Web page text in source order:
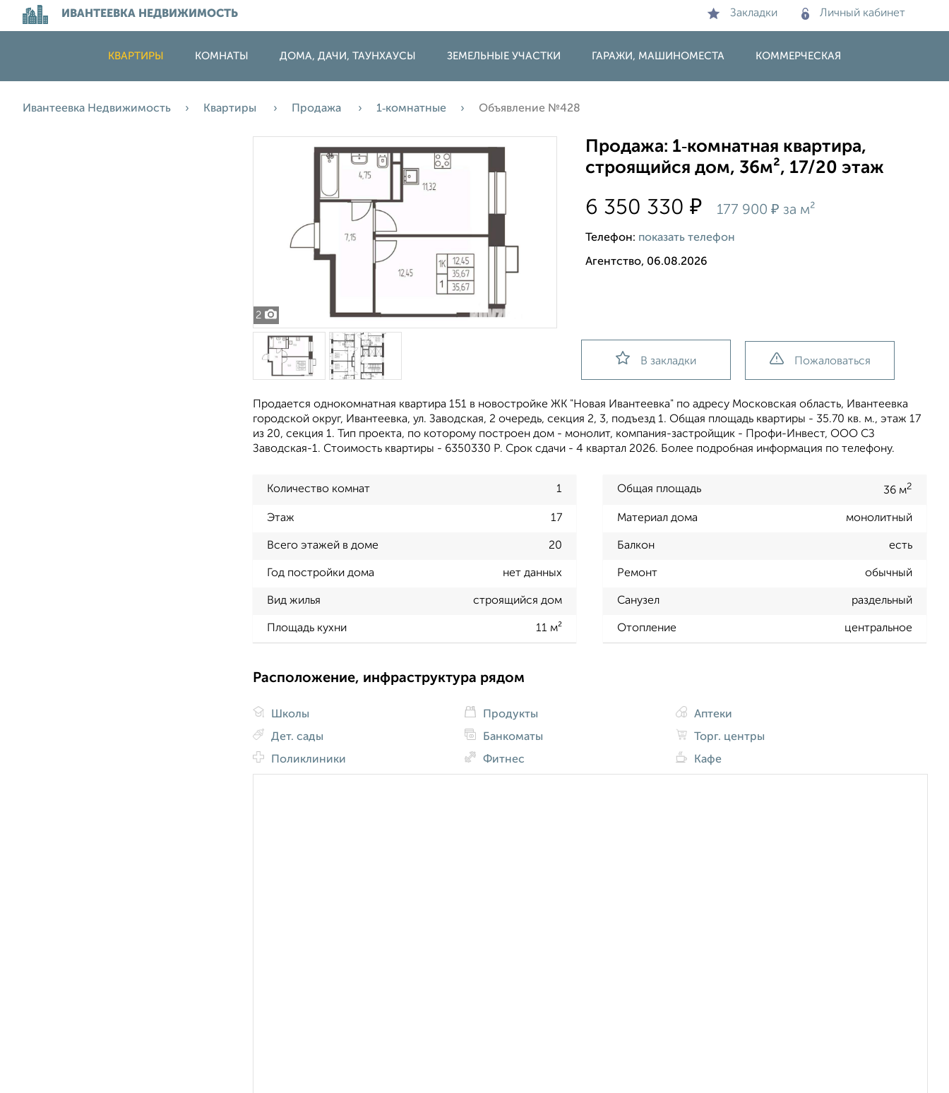
ИВАНТЕЕВКА НЕДВИЖИМОСТЬ Закладки Личный кабинет
КВАРТИРЫ КОМНАТЫ ДОМА, ДАЧИ, ТАУНХАУСЫ ЗЕМЕЛЬНЫЕ УЧАСТКИ ГАРАЖИ, МАШИНОМЕСТА КОММЕРЧЕСКАЯ
Ивантеевка Недвижимость Квартиры Продажа 1‑комнатные Объявление №428
2
Продажа: 1‑комнатная квартира,
строящийся дом, 36м², 17/20 этаж
6 350 330₽ 177 900₽ за м²
Телефон: показать телефон
Агентство, 06.08.2026
В закладки Пожаловаться
Продается однокомнатная квартира 151 в новостройке ЖК "Новая Ивантеевка" по адресу Московская область, Ивантеевка
городской округ, Ивантеевка, ул. Заводская, 2 очередь, секция 2, 3, подъезд 1. Общая площадь квартиры - 35.70 кв. м., этаж 17
из 20, секция 1. Тип проекта, по которому построен дом - монолит, компания-застройщик - Профи-Инвест, ООО СЗ
Заводская-1. Стоимость квартиры - 6350330 Р. Срок сдачи - 4 квартал 2026. Более подробная информация по телефону.
Количество комнат 1 Общая площадь 36 м2
Этаж 17 Материал дома монолитный
Всего этажей в доме 20 Балкон есть
Год постройки дома нет данных Ремонт обычный
Вид жилья строящийся дом Санузел раздельный
Площадь кухни 11 м² Отопление центральное
Расположение, инфраструктура рядом
Школы
Дет. сады
Поликлиники
Продукты
Банкоматы
Фитнес
Аптеки
Торг. центры
Кафе